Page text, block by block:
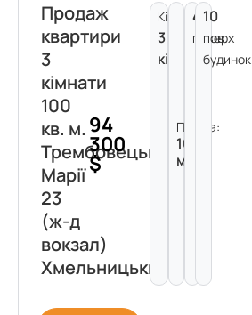
Продаж
квартири
3
кімнати
100
кв. м.
Трембовецької
Марії
23
(ж-д
вокзал)
Хмельницький
94
300
$
Кімнат:
3
кімнати
Площа:
100
м²
4
поверх
10
пов.
будинок